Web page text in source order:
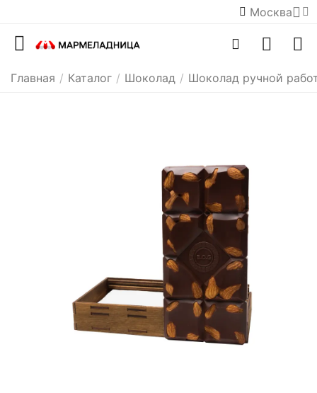
Москва
Главная / Каталог / Шоколад / Шоколад ручной